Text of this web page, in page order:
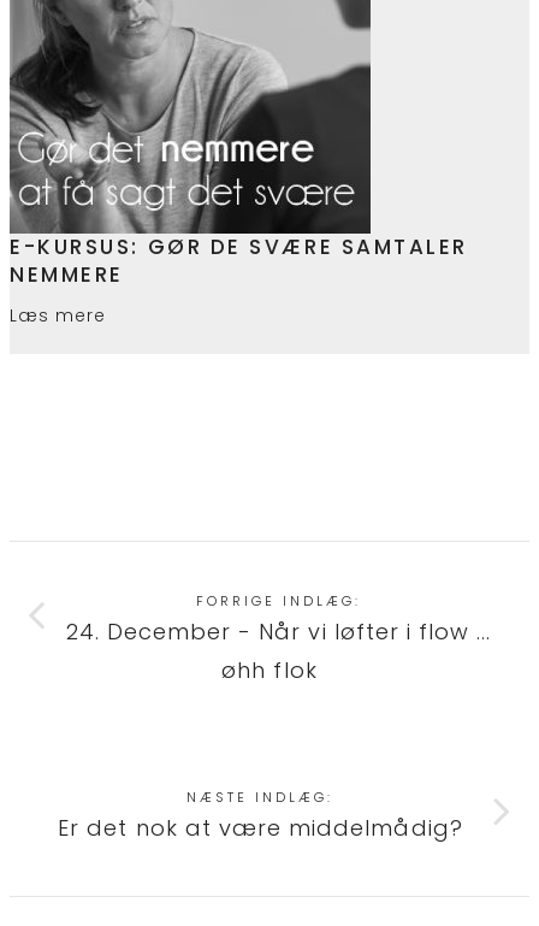
E-KURSUS: GØR DE SVÆRE SAMTALER
NEMMERE
Læs mere
FORRIGE INDLÆG:
24. December - Når vi løfter i flow ...
øhh flok
NÆSTE INDLÆG:
Er det nok at være middelmådig?